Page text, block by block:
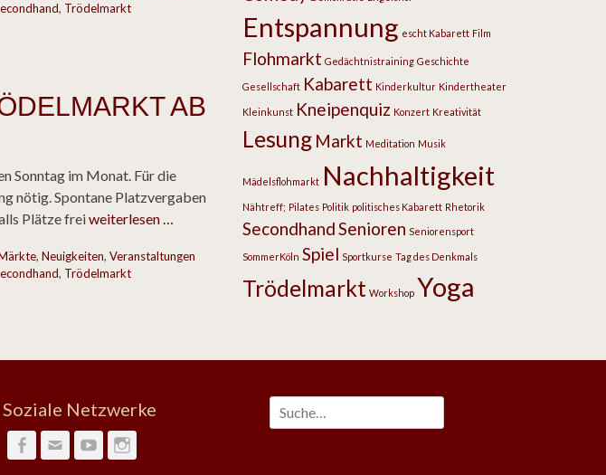
, Trödelmarkt
AB
Sonntag im Monat. Für die
nötig. Spontane Platzvergaben
Plätze freiweiterlesen …
, Neuigkeiten, Veranstaltungen
, Trödelmarkt
Entspannung escht Kabarett Film
Flohmarkt Gedächtnistraining Geschichte
Gesellschaft Kabarett Kinderkultur Kindertheater
Kleinkunst Kneipenquiz Konzert Kreativität
Lesung Markt Meditation Musik
Mädelsflohmarkt Nachhaltigkeit
Nähtreff; Pilates Politik politisches Kabarett Rhetorik
SecondhandSenioren Seniorensport
SommerKöln Spiel Sportkurse Tag des Denkmals
Trödelmarkt Workshop Yoga
Soziale Netzwerke
Facebook
Email YouTube
Suche
nach: